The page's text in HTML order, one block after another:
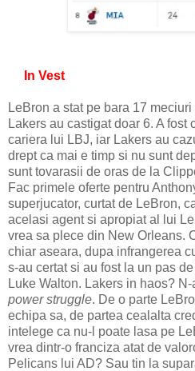
In Vest
LeBron a stat pe bara 17
Lakers au castigat doar 6. A fost
cariera lui LBJ, iar Lakers au
drept ca mai e timp si nu sunt
sunt tovarasii de oras de la
Fac primele oferte pentru
superjucator, curtat de LeBron,
acelasi agent si apropiat al lui
vrea sa plece din New Orleans.
chiar aseara, dupa infrangerea
s-au certat si au fost la un pas
Luke Walton. Lakers in haos?
power struggle. De o parte
echipa sa, de partea cealalta
intelege ca nu-l poate lasa pe
vrea dintr-o franciza atat de
Pelicans lui AD? Sau tin la